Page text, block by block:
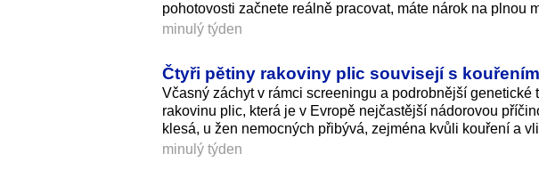
pohotovosti začnete reálně pracovat, máte nárok na plnou
minulý týden
Čtyři pětiny rakoviny plic souvisejí s
Včasný záchyt v rámci screeningu a podrobnější genetické
rakovinu plic, která je v Evropě nejčastější nádorovou
klesá, u žen nemocných přibývá, zejména kvůli kouření a
minulý týden